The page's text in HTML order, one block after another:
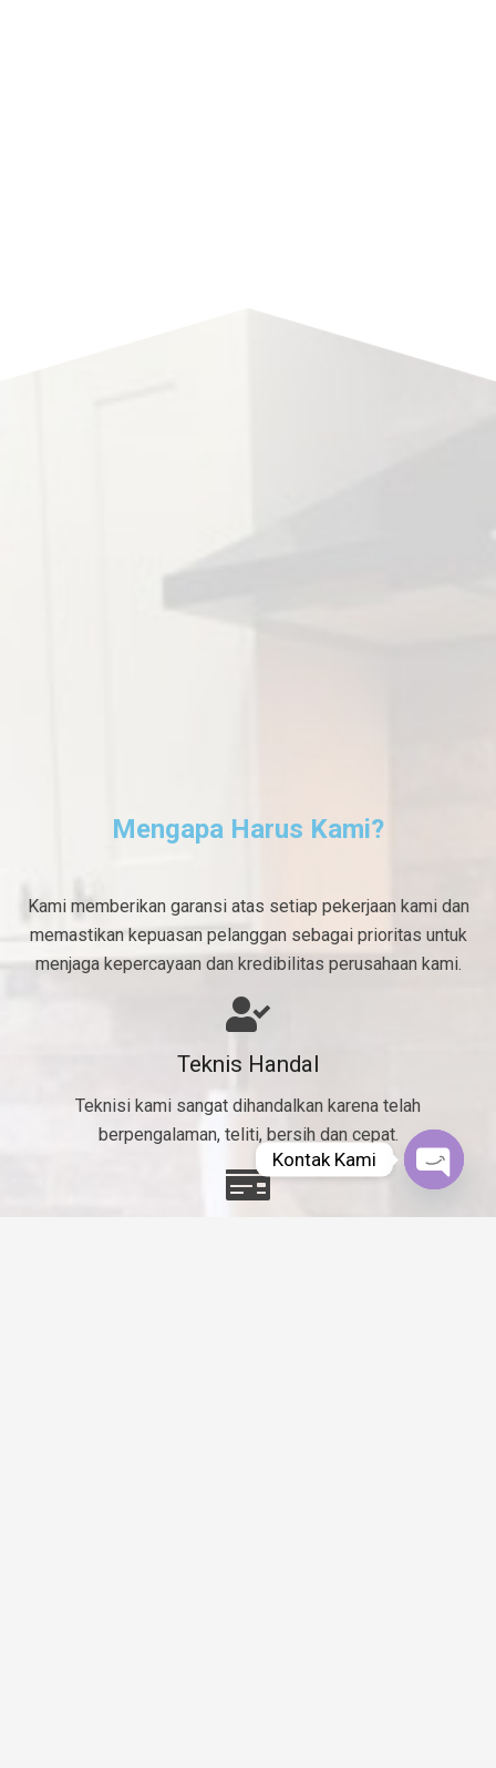
Mengapa Harus Kami?
Kami memberikan garansi atas setiap pekerjaan kami dan
memastikan kepuasan pelanggan sebagai prioritas untuk
menjaga kepercayaan dan kredibilitas perusahaan kami.
Teknis Handal
Teknisi kami sangat dihandalkan karena telah
berpengalaman, teliti, bersih dan cepat.
Kontak Kami